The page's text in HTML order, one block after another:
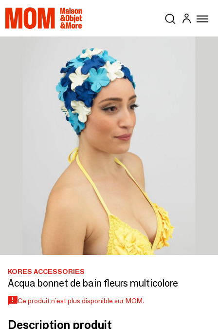
KORES ACCESSORIES
Acqua bonnet de bain fleurs multicolore
Ce produit n'est plus disponible sur MOM.
Description produit